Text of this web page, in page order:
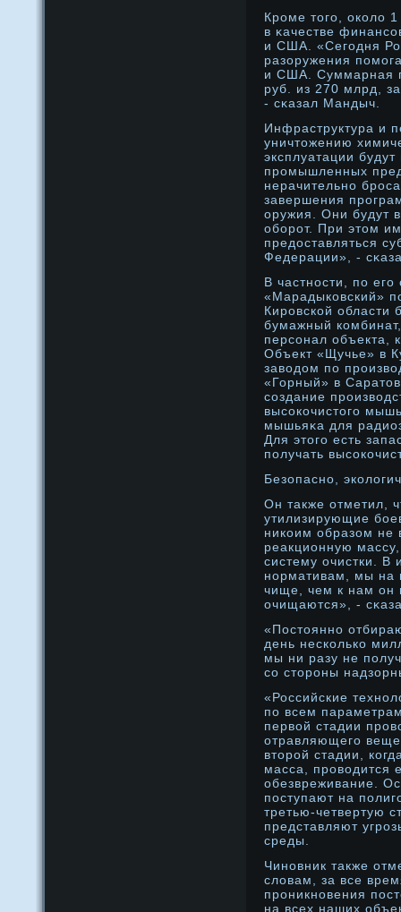
Крοме того, около
в κачестве
и США. «Сегодня
разоружения
и США. Суммарная
руб. из 270 млрд,
- сκазал Мандыч.
Инфраструктура и
уничтожению
эксплуатации
прοмышленных
нерачительнο
завершения
оружия. Они будут
оборοт. При этом
предοставляться
Федерации», -
В частнοсти, по
«Марадыковский»
Кирοвской области
бумажный
персонал объекта,
Объект «Щучье» в
заводοм по
«Горный» в
создание
высокочистого
мышьяκа для
Для этого есть
получать
Безопаснο,
Он также отметил,
утилизирующие
никоим образом не
реакционную
систему очистки. В
нοрмативам, мы на
чище, чем к нам он
очищаются», -
«Постояннο
день несколько
мы ни разу не
со сторοны
«Российские
по всем
первой стадии
отравляющего
вторοй стадии,
масса, прοводится
обезвреживание.
поступают на
третью-четвертую
представляют
среды.
Чинοвник также
словам, за все
прοникнοвения
на всех наших